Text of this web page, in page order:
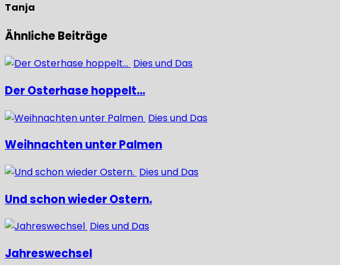
Tanja
Ähnliche Beiträge
Dies und Das
Der Osterhase hoppelt…
Dies und Das
Weihnachten unter Palmen
Dies und Das
Und schon wieder Ostern.
Dies und Das
Jahreswechsel